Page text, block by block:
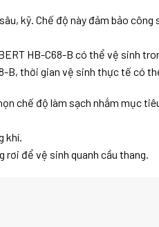
kỹ. Chế độ này đảm bảo
HB-C68-B có thể vệ sinh
thời gian vệ sinh thực tế có
chế độ làm sạch nhắm mục
khí.
rơi để vệ sinh quanh cầu thang.